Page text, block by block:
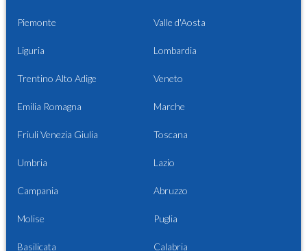
Piemonte Valle d'Aosta
Liguria Lombardia
Trentino Alto Adige Veneto
Emilia Romagna Marche
Friuli Venezia Giulia Toscana
Umbria Lazio
Campania Abruzzo
Molise Puglia
Basilicata Calabria